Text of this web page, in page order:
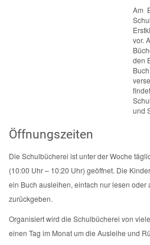
Am
vor.
den
und
Öffnungszeiten
Die Schulbücherei ist unter der Woche
(10:00 Uhr – 10:20 Uhr) geöffnet. Die
ein Buch ausleihen, einfach nur lesen oder
zurückgeben.
Organisiert wird die Schulbücherei von
einen Tag im Monat um die Ausleihe und